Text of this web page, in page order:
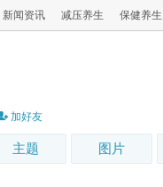
新闻资讯 减压养生 保健养生
加好友
主题 图片